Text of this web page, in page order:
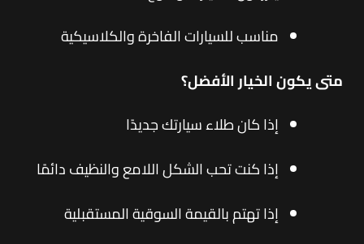
مناسب للسيارات الفاخرة والكلاسيكية
متى يكون الخيار الأفضل؟
إذا كان طلاء سيارتك جديدًا
إذا كنت تحب الشكل اللامع والنظيف دائمًا
إذا تهتم بالقيمة السوقية المستقبلية